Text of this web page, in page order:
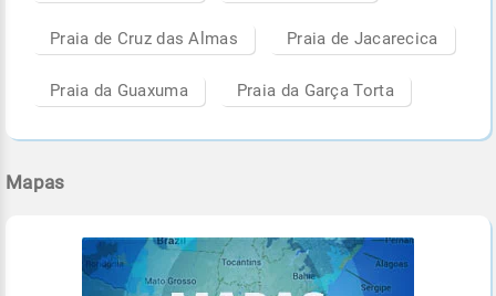
Praia de Cruz das Almas Praia de Jacarecica
Praia da Guaxuma Praia da Garça Torta
Mapas